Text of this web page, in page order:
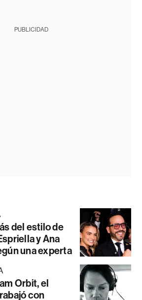
PUBLICIDAD
del estilo de
y Ana
una experta
Orbit, el
con